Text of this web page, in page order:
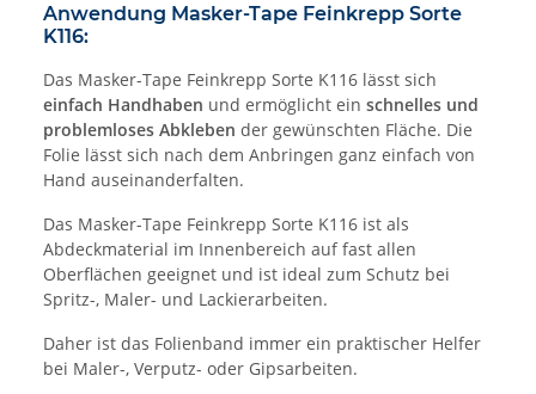
Anwendung Masker-Tape Feinkrepp Sorte
K116:
Das Masker-Tape Feinkrepp Sorte K116 lässt sich
einfach Handhaben und ermöglicht ein schnelles und
problemloses Abkleben der gewünschten Fläche. Die
Folie lässt sich nach dem Anbringen ganz einfach von
Hand auseinanderfalten.
Das Masker-Tape Feinkrepp Sorte K116 ist als
Abdeckmaterial im Innenbereich auf fast allen
Oberflächen geeignet und ist ideal zum Schutz bei
Spritz-, Maler- und Lackierarbeiten.
Daher ist das Folienband immer ein praktischer Helfer
bei Maler-, Verputz- oder Gipsarbeiten.